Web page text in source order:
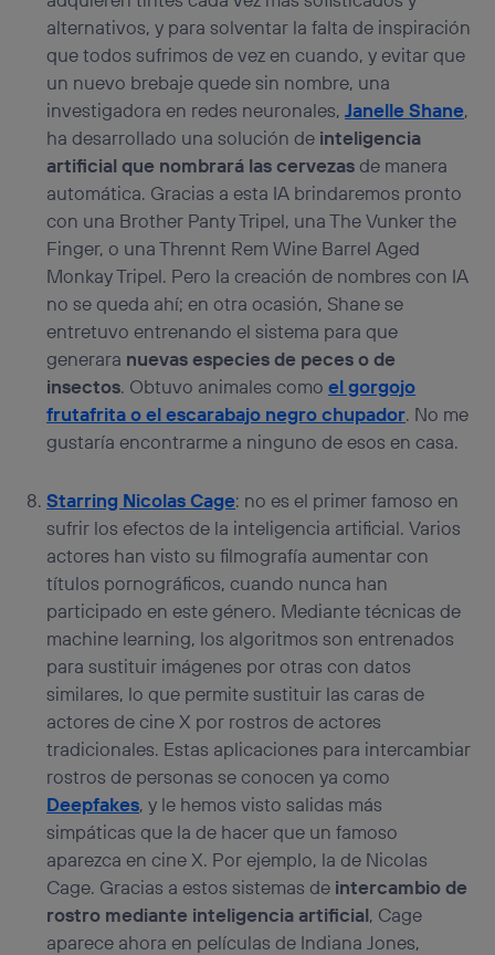
alternativos, y para solventar la falta de inspiración
que todos sufrimos de vez en cuando, y evitar que
un nuevo brebaje quede sin nombre, una
investigadora en redes neuronales,Janelle Shane,
ha desarrollado una solución de inteligencia
artificial que nombrará las cervezasde manera
automática. Gracias a esta IA brindaremos pronto
con una Brother Panty Tripel, una The Vunker the
Finger, o una Thrennt Rem Wine Barrel Aged
Monkay Tripel. Pero la creación de nombres con IA
no se queda ahí; en otra ocasión, Shane se
entretuvo entrenando el sistema para que
generara nuevas especies de peces o de
insectos. Obtuvo animales comoel gorgojo
frutafrita o el escarabajo negro chupador. No me
gustaría encontrarme a ninguno de esos en casa.
Starring Nicolas Cage: no es el primer famoso en
sufrir los efectos de la inteligencia artificial. Varios
actores han visto su filmografía aumentar con
títulos pornográficos, cuando nunca han
participado en este género. Mediante técnicas de
machine learning, los algoritmos son entrenados
para sustituir imágenes por otras con datos
similares, lo que permite sustituir las caras de
actores de cine X por rostros de actores
tradicionales. Estas aplicaciones para intercambiar
rostros de personas se conocen ya como
Deepfakes, y le hemos visto salidas más
simpáticas que la de hacer que un famoso
aparezca en cine X. Por ejemplo, la de Nicolas
Cage. Gracias a estos sistemas de intercambio de
rostro mediante inteligencia artificial, Cage
aparece ahora en películas de Indiana Jones,